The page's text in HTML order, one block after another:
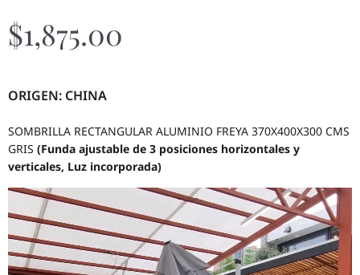
$1,875.00
ORIGEN: CHINA
SOMBRILLA RECTANGULAR ALUMINIO FREYA 370X400X300 CMS
GRIS (Funda ajustable de 3 posiciones horizontales y
verticales, Luz incorporada)
Reproductor
de
vídeo